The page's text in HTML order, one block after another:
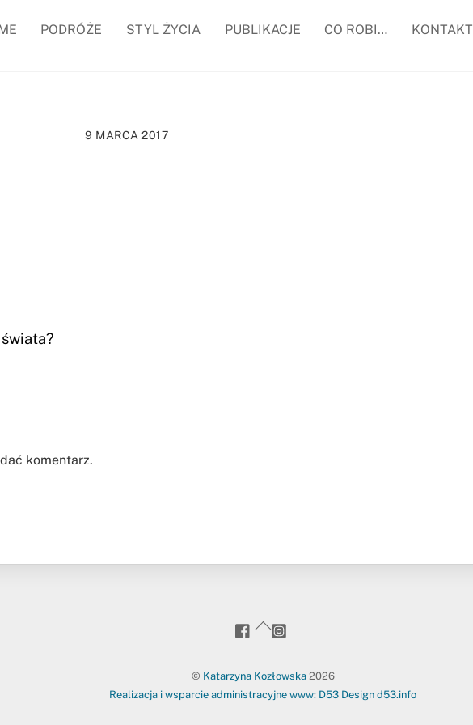
PODRÓŻE STYL ŻYCIA PUBLIKACJE CO ROBI… KONTAKT
9 MARCA 2017
świata?
komentarz.
Back
To
goanywhere.to
© Katarzyna Kozłowska2026
Realizacja i wsparcie administracyjne www: D53 Design d53.info